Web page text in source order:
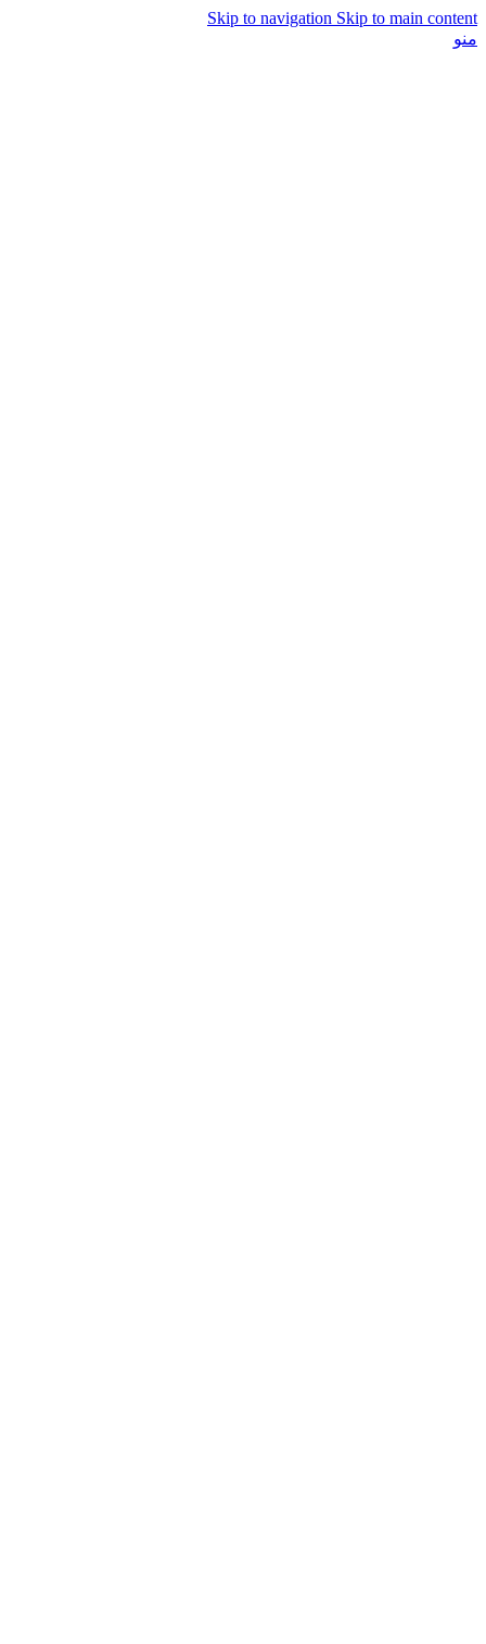
Skip to navigation Skip to main content
منو